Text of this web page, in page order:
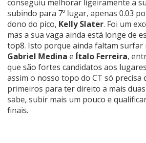
conseguiu melhorar ligeiramente a
subindo para 7º lugar, apenas 0.03
dono do pico, Kelly Slater. Foi um
mas a sua vaga ainda está longe de
top8. Isto porque ainda faltam surfar
Gabriel Medina e Ítalo Ferreira,
que são fortes candidatos aos
assim o nosso topo do CT só precisa
primeiros para ter direito a mais
sabe, subir mais um pouco e
finais.